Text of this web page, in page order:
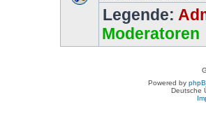
Legende:
Moderatoren
Powered by
Deutsche